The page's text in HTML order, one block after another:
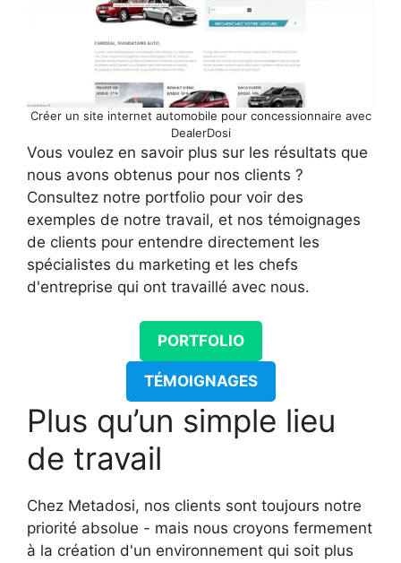
Créer un site internet automobile pour concessionnaire avec
DealerDosi
Vous voulez en savoir plus sur les résultats que
nous avons obtenus pour nos clients ?
Consultez notre portfolio pour voir des
exemples de notre travail, et nos témoignages
de clients pour entendre directement les
spécialistes du marketing et les chefs
d'entreprise qui ont travaillé avec nous.
PORTFOLIO
TÉMOIGNAGES
Plus qu’un simple lieu
de travail
Chez Metadosi, nos clients sont toujours notre
priorité absolue - mais nous croyons fermement
à la création d'un environnement qui soit plus